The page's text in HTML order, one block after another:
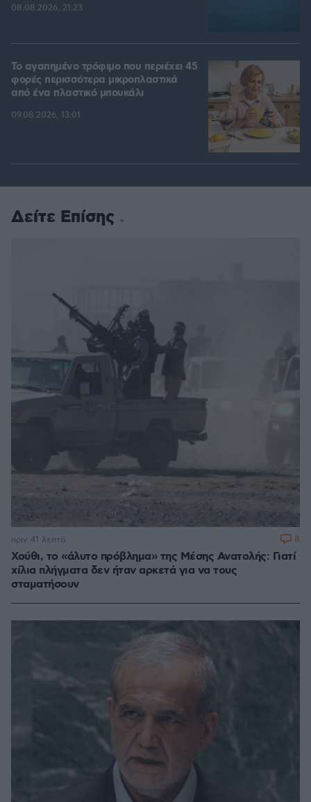
08.08.2026, 21:23
Το αγαπημένο τρόφιμο που περιέχει 45
φορές περισσότερα μικροπλαστικά
από ένα πλαστικό μπουκάλι
09.08.2026, 13:01
Δείτε Επίσης
Χούθι, το «άλυτο πρόβλημα» της Μέσης Ανατολής: Γιατί
χίλια πλήγματα δεν ήταν αρκετά για να τους
σταματήσουν
πριν 41 λεπτά 8